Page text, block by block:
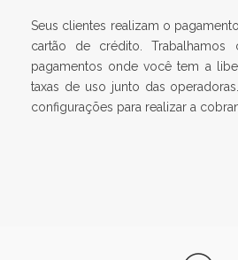
Seus clientes realizam o
cartão de crédito.
pagamentos onde você tem a
taxas de uso junto das
configurações para realizar a